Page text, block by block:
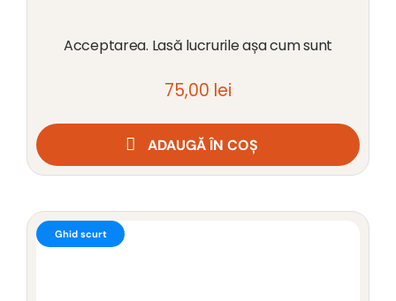
Acceptarea. Lasă lucrurile așa cum sunt
75,00 lei
ADAUGĂ ÎN COȘ
Ghid scurt